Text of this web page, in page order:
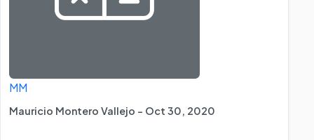
MM
Mauricio Montero Vallejo - Oct 30, 2020